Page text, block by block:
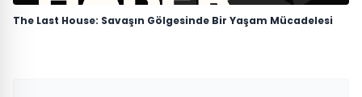
The Last House: Savaşın Gölgesinde Bir Yaşam Mücadelesi